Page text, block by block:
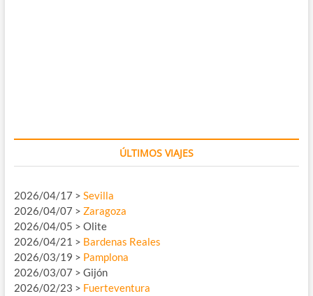
ÚLTIMOS VIAJES
2026/04/17 > Sevilla
2026/04/07 > Zaragoza
2026/04/05 > Olite
2026/04/21 > Bardenas Reales
2026/03/19 > Pamplona
2026/03/07 > Gijón
2026/02/23 > Fuerteventura